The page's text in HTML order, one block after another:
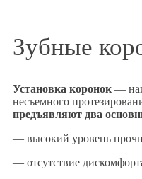
Зубные
Установка коронок —
несъемного
предъявляют два
— высокий уровень
— отсутствие